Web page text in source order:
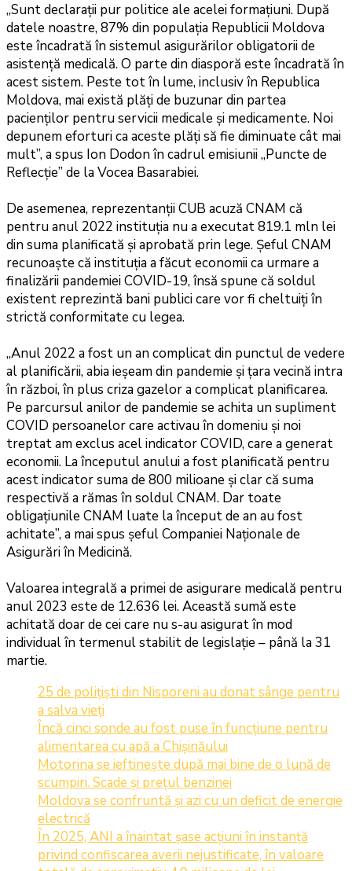
„Sunt declarații pur politice ale acelei formațiuni. După
datele noastre, 87% din populația Republicii Moldova
este încadrată în sistemul asigurărilor obligatorii de
asistență medicală. O parte din diasporă este încadrată în
acest sistem. Peste tot în lume, inclusiv în Republica
Moldova, mai există plăți de buzunar din partea
pacienților pentru servicii medicale și medicamente. Noi
depunem eforturi ca aceste plăți să fie diminuate cât mai
mult”, a spus Ion Dodon în cadrul emisiunii „Puncte de
Reflecție” de la Vocea Basarabiei.
De asemenea, reprezentanții CUB acuză CNAM că
pentru anul 2022 instituția nu a executat 819.1 mln lei
din suma planificată și aprobată prin lege. Șeful CNAM
recunoaște că instituția a făcut economii ca urmare a
finalizării pandemiei COVID-19, însă spune că soldul
existent reprezintă bani publici care vor fi cheltuiți în
strictă conformitate cu legea.
„Anul 2022 a fost un an complicat din punctul de vedere
al planificării, abia ieșeam din pandemie și țara vecină intra
în război, în plus criza gazelor a complicat planificarea.
Pe parcursul anilor de pandemie se achita un supliment
COVID persoanelor care activau în domeniu și noi
treptat am exclus acel indicator COVID, care a generat
economii. La începutul anului a fost planificată pentru
acest indicator suma de 800 milioane și clar că suma
respectivă a rămas în soldul CNAM. Dar toate
obligațiunile CNAM luate la început de an au fost
achitate”, a mai spus șeful Companiei Naționale de
Asigurări în Medicină.
Valoarea integrală a primei de asigurare medicală pentru
anul 2023 este de 12.636 lei. Această sumă este
achitată doar de cei care nu s-au asigurat în mod
individual în termenul stabilit de legislație – până la 31
martie.
25 de polițiști din Nisporeni au donat sânge pentru
a salva vieți
Încă cinci sonde au fost puse în funcțiune pentru
alimentarea cu apă a Chișinăului
Motorina se ieftinește după mai bine de o lună de
scumpiri. Scade și prețul benzinei
Moldova se confruntă și azi cu un deficit de energie
electrică
În 2025, ANI a înaintat șase acțiuni în instanță
privind confiscarea averii nejustificate, în valoare